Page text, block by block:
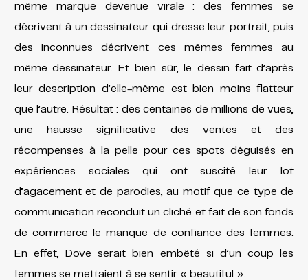
même marque devenue virale : des femmes se
décrivent à un dessinateur qui dresse leur portrait, puis
des inconnues décrivent ces mêmes femmes au
même dessinateur. Et bien sûr, le dessin fait d’après
leur description d’elle-même est bien moins flatteur
que l’autre. Résultat : des centaines de millions de vues,
une hausse significative des ventes et des
récompenses à la pelle pour ces spots déguisés en
expériences sociales qui ont suscité leur lot
d’agacement et de parodies, au motif que ce type de
communication reconduit un cliché et fait de son fonds
de commerce le manque de confiance des femmes.
En effet, Dove serait bien embêté si d’un coup les
femmes se mettaient à se sentir « beautiful ».